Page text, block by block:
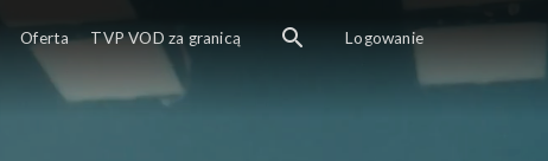
Oferta TVP VOD za granicą Logowanie